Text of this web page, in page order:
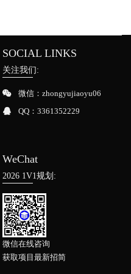
SOCIAL LINKS
关注我们:
微信：zhongyujiaoyu06
QQ：3361352229
WeChat
2026 1V1规划:
微信在线咨询
获取项目最新招简